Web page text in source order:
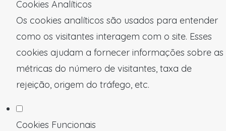
Cookies Analíticos
Os cookies analíticos são usados para entender
como os visitantes interagem com o site. Esses
cookies ajudam a fornecer informações sobre as
métricas do número de visitantes, taxa de
rejeição, origem do tráfego, etc.
Cookies Funcionais